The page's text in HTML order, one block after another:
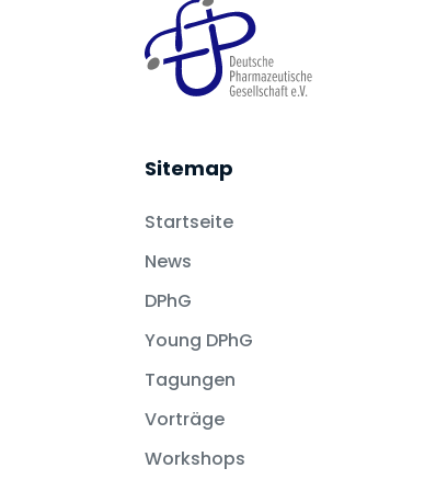
Sitemap
Startseite
News
DPhG
Young DPhG
Tagungen
Vorträge
Workshops